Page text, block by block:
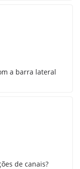
a barra lateral
de canais?